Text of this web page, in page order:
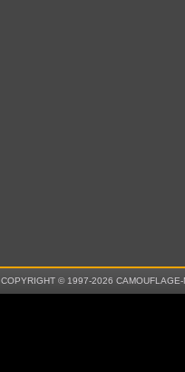
COPYRIGHT © 1997-2026 CAMOUFLAGE-